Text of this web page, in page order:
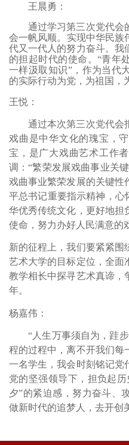
王晨勇 ：
通过学习第三次党代会
会一帆风顺。 实现中华民族
代又一代人的努力奋斗。 我
的担起时代的使命 。 “青年
一样汲取知识”，作为当代
的实际行动为党，为祖国，
王悦：
通过本次第三次党代会
戏曲是中华文化的瑰宝，
宝，是广大戏曲艺术工作
调：“繁荣发展戏曲事业关
戏曲事业繁荣发展的关键性
平总书记重要指示精神，心
华优秀传统文化，更好地担
使命，努力办好人民满意的
新的征程上，我们要紧紧围
艺术大学的目标定位，全面
教学相长中探寻艺术真谛，
年。
杨嘉伟 ：
“人生万事须自为，跬
程的过程中，离不开我们每
一名学生，我会时刻铭记党
党的坚强领导下，担负起
夕”的紧迫感，努力奋斗、
做新时代的追梦人，去开创